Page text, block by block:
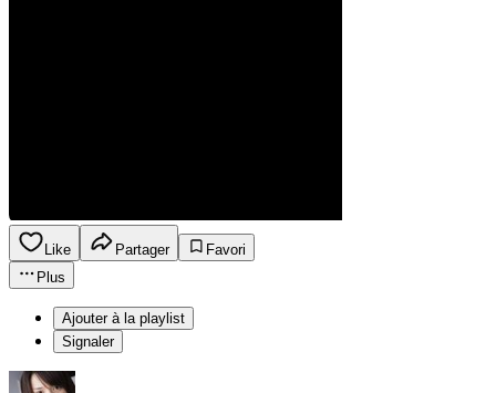
Like Partager
Favori
Plus
Ajouter à la playlist
Signaler